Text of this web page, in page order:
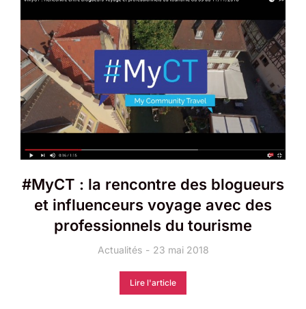
#MyCT : la rencontre des blogueurs
et influenceurs voyage avec des
professionnels du tourisme
Actualités 23 mai 2018
Lire l'article